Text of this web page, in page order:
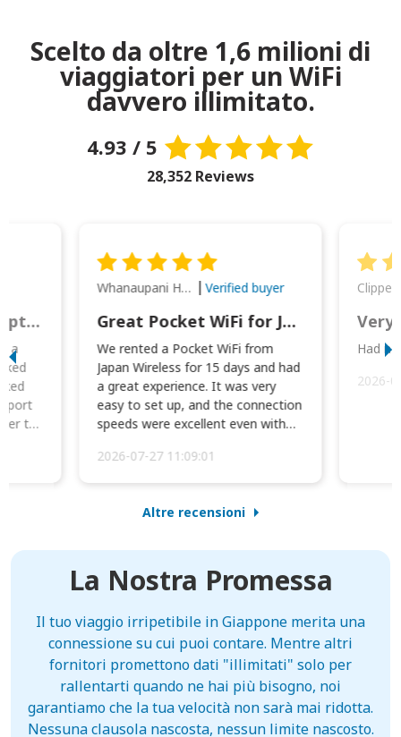
Scelto da oltre 1,6 milioni di
viaggiatori per un WiFi
davvero illimitato.
4.93 / 5
28,352 Reviews
This was wonderful option to a family of four. Everything worked smoothly.
a
to
Whanaupani Henry Joseph Macown Verified buyer
Great Pocket WiFi for Japan Travel
We rented a Pocket WiFi from
Japan Wireless for 15 days and had
a great experience. It was very
easy to set up, and the connection
speeds were excellent even with
2026-07-27 11:09:01
Very
Had
2026-
Altre recensioni
La Nostra Promessa
Il tuo viaggio irripetibile in Giappone merita una
connessione su cui puoi contare. Mentre altri
fornitori promettono dati "illimitati" solo per
rallentarti quando ne hai più bisogno, noi
garantiamo che la tua velocità non sarà mai ridotta.
Nessuna clausola nascosta, nessun limite nascosto.